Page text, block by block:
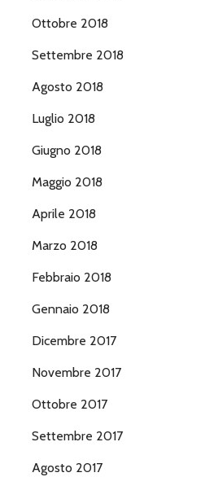
Ottobre 2018
Settembre 2018
Agosto 2018
Luglio 2018
Giugno 2018
Maggio 2018
Aprile 2018
Marzo 2018
Febbraio 2018
Gennaio 2018
Dicembre 2017
Novembre 2017
Ottobre 2017
Settembre 2017
Agosto 2017